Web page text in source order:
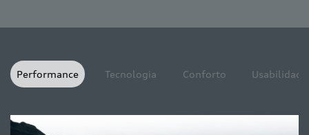
Performance Tecnologia Conforto Usabilidade